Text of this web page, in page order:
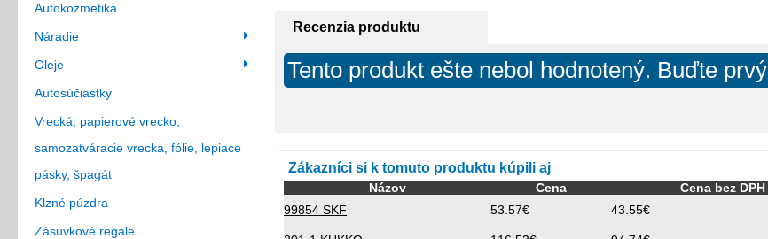
Autokozmetika
Náradie
Oleje
Autosúčiastky
Vrecká, papierové vrecko,
samozatváracie vrecka, fólie, lepiace
pásky, špagát
Klzné púzdra
Zásuvkové regále
Recenzia produktu
Tento produkt ešte nebol hodnotený. Buďte prvý
Zákazníci si k tomuto produktu kúpili aj
Názov Cena Cena bez DPH
99854 SKF
53.57€ 43.55€